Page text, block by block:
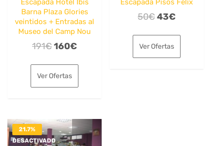
Escapada Hotel Ibis
Barna Plaza Glories
veintidos + Entradas al
Museo del Camp Nou
191€El
original
era:
160€El
es:
Ver Ofertas
Escapada Pisos Felix
50€El
original
era:
43€El
es:
Ver Ofertas
21.7%
DESACTIVADO